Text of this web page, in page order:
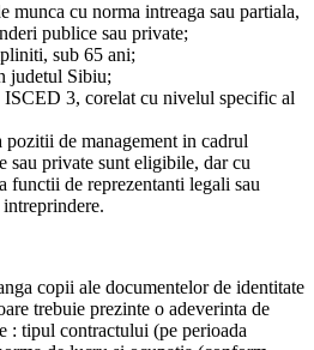
munca cu norma intreaga sau partiala,
publice sau private;
sub 65 ani;
judetul Sibiu;
3, corelat cu nivelul specific al
pozitii de management in cadrul
sau private sunt eligibile, dar cu
functii de reprezentanti legali sau
copii ale documentelor de identitate
trebuie prezinte o adeverinta de
: tipul contractului (pe perioada